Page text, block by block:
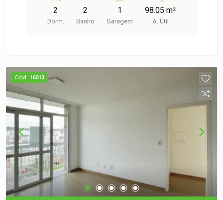
possui dois dormitórios espaçosos, sala estar
jantar com metragem diferenciada e sacada,
cidade, com facil acesso a comercio , serviços,
escola e tudo que você precisa no dia a dia.
Agende sua visita e venha sentir pessoalmente
tudo que este apartamento oferece.
2
Dorm.
2
Banho
1
Garagem
98.05 m²
A. Útil
Cód. 16013